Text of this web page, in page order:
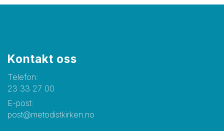
Kontakt oss
Telefon:
23 33 27 00
E-post:
post@metodistkirken.no